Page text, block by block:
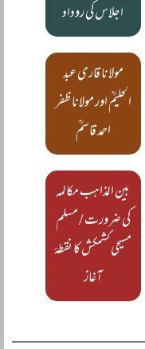
اجلاس کی روداد
مولانا قاری عبد
الحلیمؒ اور مولانا ظفر
احمد قاسمؒ
بین المذاہب مکالمہ
کی ضرورت / مسلم
مسیحی کشمکش کا نقطۂ
آغاز